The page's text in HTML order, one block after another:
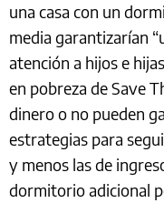
una casa con un
media garantizarían
atención a hijos e
en pobreza de Save
dinero o no pueden
estrategias para
y menos las de
dormitorio adicional